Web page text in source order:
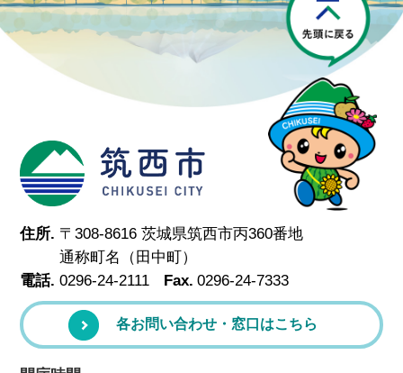
筑西市
住所. 〒308-8616 茨城県筑西市丙360番地
通称町名（田中町）
電話. 0296-24-2111 Fax. 0296-24-7333
各お問い合わせ・窓口はこちら